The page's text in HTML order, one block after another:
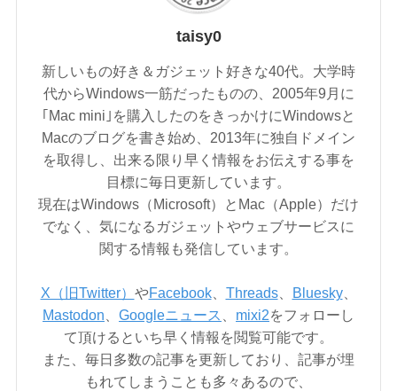
taisy0
新しいもの好き＆ガジェット好きな40代。大学時
代からWindows一筋だったものの、2005年9月に
｢Mac mini｣を購入したのをきっかけにWindowsと
Macのブログを書き始め、2013年に独自ドメイン
を取得し、出来る限り早く情報をお伝えする事を
目標に毎日更新しています。
現在はWindows（Microsoft）とMac（Apple）だけ
でなく、気になるガジェットやウェブサービスに
関する情報も発信しています。
X（旧Twitter） やFacebook、 Threads、 Bluesky、
Mastodon
Googleニュース mixi2をフォローし
て頂けるといち早く情報を閲覧可能です。
また、毎日多数の記事を更新しており、記事が埋
もれてしまうことも多々あるので、